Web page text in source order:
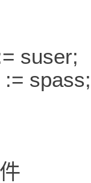
suser;
spass;